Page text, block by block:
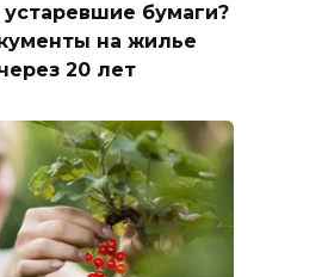
бумаги?
на жилье
20 лет